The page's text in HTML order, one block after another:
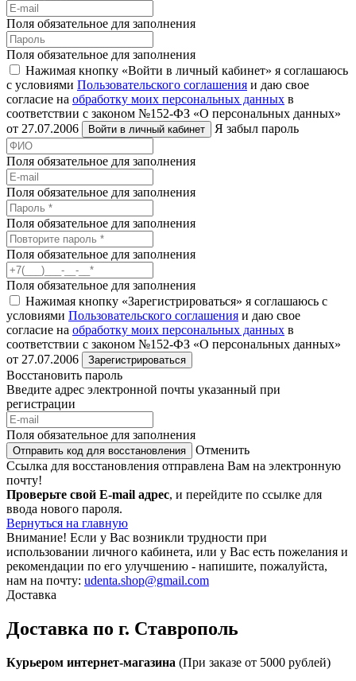
Поля обязательное для заполнения
Поля обязательное для заполнения
Нажимая кнопку «Войти в личный кабинет» я соглашаюсь
с условиями Пользовательского соглашения и даю свое
согласие на обработку моих персональных данных в
соответствии с законом №152-ФЗ «О персональных данных»
от 27.07.2006
Войти в личный кабинет Я забыл пароль
Поля обязательное для заполнения
Поля обязательное для заполнения
Поля обязательное для заполнения
Поля обязательное для заполнения
Поля обязательное для заполнения
Нажимая кнопку «Зарегистрироваться» я соглашаюсь с
условиями Пользовательского соглашения и даю свое
согласие на обработку моих персональных данных в
соответствии с законом №152-ФЗ «О персональных данных»
от 27.07.2006
Зарегистрироваться
Восстановить пароль
Введите адрес электронной почты указанный при
регистрации
Поля обязательное для заполнения
Отправить код для восстановления
Отменить
Ссылка для восстановления отправлена Вам на электронную
почту!
Проверьте свой E-mail адрес, и перейдите по ссылке для
ввода нового пароля.
Вернуться на главную
Внимание! Если у Вас возникли трудности при
использовании личного кабинета, или у Вас есть пожелания и
рекомендации по его улучшению - напишите, пожалуйста,
нам на почту: udenta.shop@gmail.com
Доставка
Доставка по г. Ставрополь
Курьером интернет-магазина (При заказе от 5000 рублей)